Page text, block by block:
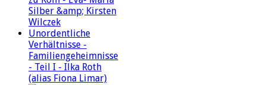
Unordentliche
Verhältnisse -
Familiengeheimnisse
- Teil I - Ilka Roth
(alias Fiona Limar)